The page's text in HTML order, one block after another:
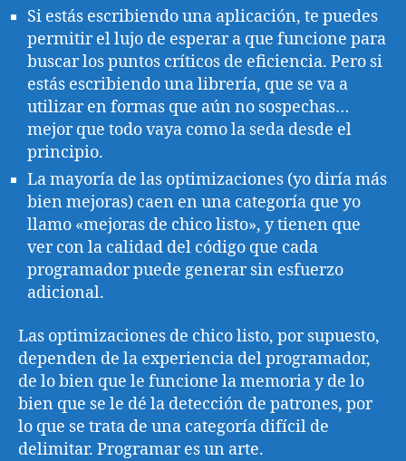
Si estás escribiendo una aplicación, te puedes
permitir el lujo de esperar a que funcione para
buscar los puntos críticos de eficiencia. Pero si
estás escribiendo una librería, que se va a
utilizar en formas que aún no sospechas…
mejor que todo vaya como la seda desde el
principio.
La mayoría de las optimizaciones (yo diría más
bien mejoras) caen en una categoría que yo
llamo «mejoras de chico listo», y tienen que
ver con la calidad del código que cada
programador puede generar sin esfuerzo
adicional.
Las optimizaciones de chico listo, por supuesto,
dependen de la experiencia del programador,
de lo bien que le funcione la memoria y de lo
bien que se le dé la detección de patrones, por
lo que se trata de una categoría difícil de
delimitar. Programar es un arte.